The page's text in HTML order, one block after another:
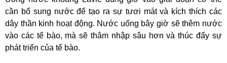
cần bổ sung nước để tạo ra sự tươi mát và kích thích các
dây thần kinh hoạt động. Nước uống bây giờ sẽ thêm nước
vào các tế bào, mà sẽ thâm nhập sâu hơn và thúc đẩy sự
phát triển của tế bào.